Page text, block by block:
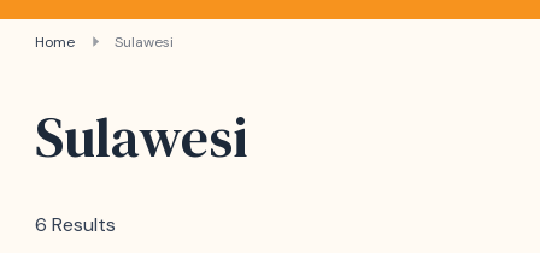
Home Sulawesi
Sulawesi
6 Results